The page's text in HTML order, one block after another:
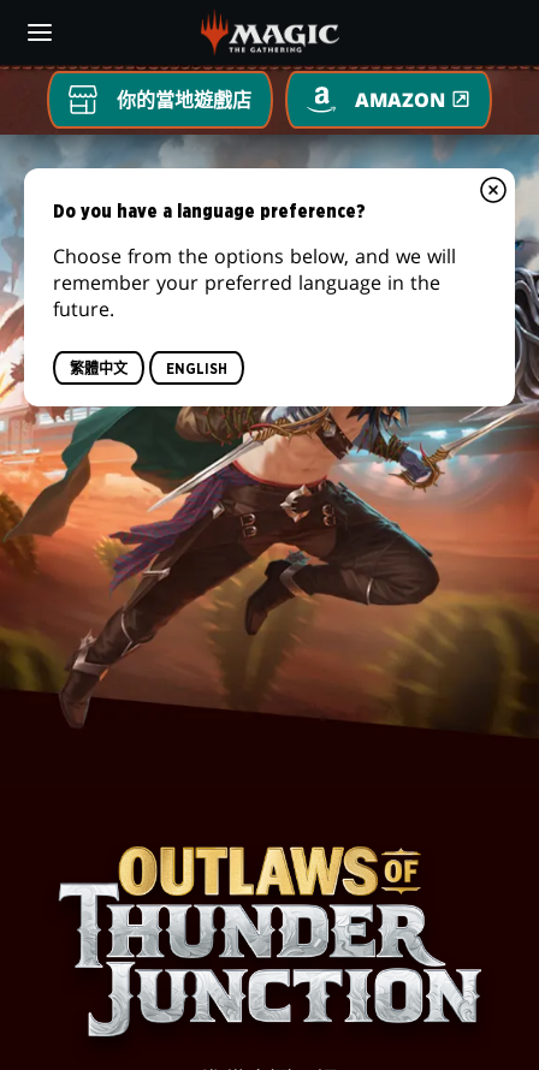
main
content
你的當地遊戲店 AMAZON
光
雷
驛
鏢
客
Do you have a language preference?
Choose from the options below, and we will
remember your preferred language in the
future.
繁體中文 ENGLISH